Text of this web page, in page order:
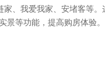
、我爱我家、安堵客等
景等功能，提高购房体